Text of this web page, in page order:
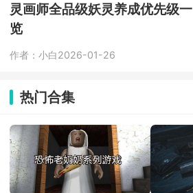
灵画师全品级妖灵养成优先级一
览
作者：小白2026-01-26
热门合集